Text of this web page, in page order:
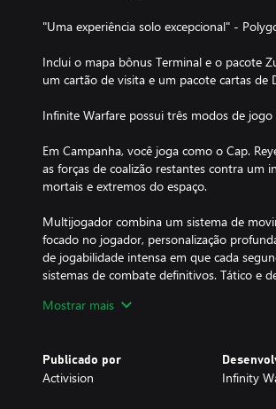
"Uma experiência solo excepcional" -
Inclui o mapa bônus Terminal e o pacote
um cartão de visita e um pacote cartas de
Infinite Warfare possui três modos de
Em Campanha, você joga como o Cap.
as forças de coalizão restantes contra um
mortais e extremos do espaço.
Multijogador combina um sistema de
focado no jogador, personalização
de jogabilidade intensa em que cada
sistemas de combate definitivos. Tático e
uma das quatro equipes de missão para
Em Zumbis, volte no tempo para um
um fliperama incrível e uma montanha-
Mostrar mais
Publicado por
Activision Infinity